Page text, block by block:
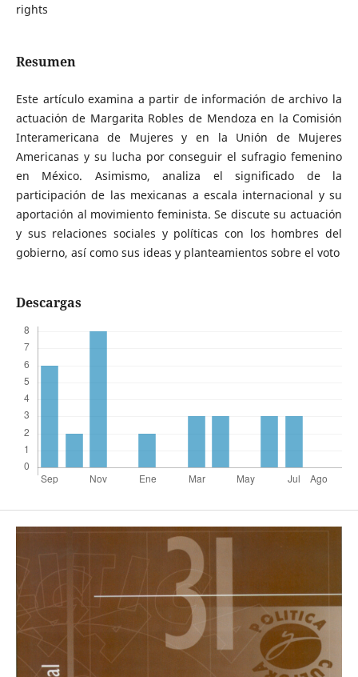
rights
Resumen
Este artículo examina a partir de información de archivo la
actuación de Margarita Robles de Mendoza en la Comisión
Interamericana de Mujeres y en la Unión de Mujeres
Americanas y su lucha por conseguir el sufragio femenino
en México. Asimismo, analiza el significado de la
participación de las mexicanas a escala internacional y su
aportación al movimiento feminista. Se discute su actuación
y sus relaciones sociales y políticas con los hombres del
gobierno, así como sus ideas y planteamientos sobre el voto
Descargas